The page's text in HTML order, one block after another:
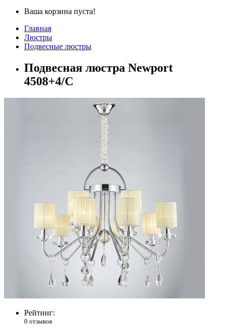
Ваша корзина пуста!
Главная
Люстры
Подвесные люстры
Подвесная люстра Newport
4508+4/C
Рейтинг:
0 отзывов